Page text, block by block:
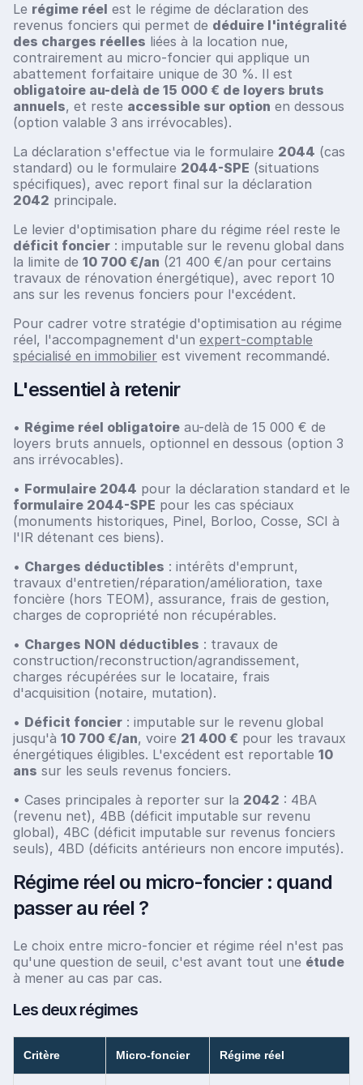
Le régime réel est le régime de déclaration des
revenus fonciers qui permet de déduire l'intégralité
des charges réelles liées à la location nue,
contrairement au micro-foncier qui applique un
abattement forfaitaire unique de 30 %. Il est
obligatoire au-delà de 15 000 € de loyers bruts
annuels, et reste accessible sur option en dessous
(option valable 3 ans irrévocables).
La déclaration s'effectue via le formulaire 2044 (cas
standard) ou le formulaire 2044-SPE (situations
spécifiques), avec report final sur la déclaration
2042 principale.
Le levier d'optimisation phare du régime réel reste le
déficit foncier : imputable sur le revenu global dans
la limite de 10 700 €/an (21 400 €/an pour certains
travaux de rénovation énergétique), avec report 10
ans sur les revenus fonciers pour l'excédent.
Pour cadrer votre stratégie d'optimisation au régime
réel, l'accompagnement d'un expert-comptable
spécialisé en immobilier est vivement recommandé.
L'essentiel à retenir
• Régime réel obligatoire au-delà de 15 000 € de
loyers bruts annuels, optionnel en dessous (option 3
ans irrévocables).
• Formulaire 2044 pour la déclaration standard et le
formulaire 2044-SPE pour les cas spéciaux
(monuments historiques, Pinel, Borloo, Cosse, SCI à
l'IR détenant ces biens).
• Charges déductibles : intérêts d'emprunt,
travaux d'entretien/réparation/amélioration, taxe
foncière (hors TEOM), assurance, frais de gestion,
charges de copropriété non récupérables.
• Charges NON déductibles : travaux de
construction/reconstruction/agrandissement,
charges récupérées sur le locataire, frais
d'acquisition (notaire, mutation).
• Déficit foncier : imputable sur le revenu global
jusqu'à 10 700 €/an, voire 21 400 € pour les travaux
énergétiques éligibles. L'excédent est reportable 10
ans sur les seuls revenus fonciers.
• Cases principales à reporter sur la 2042 : 4BA
(revenu net), 4BB (déficit imputable sur revenu
global), 4BC (déficit imputable sur revenus fonciers
seuls), 4BD (déficits antérieurs non encore imputés).
Régime réel ou micro-foncier : quand
passer au réel ?
Le choix entre micro-foncier et régime réel n'est pas
qu'une question de seuil, c'est avant tout une étude
à mener au cas par cas.
Les deux régimes
Critère Micro-foncier Régime réel